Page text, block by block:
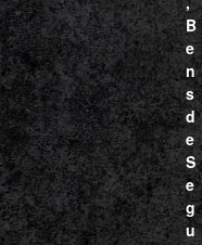
B
e
n
s
d
e
S
e
g
u